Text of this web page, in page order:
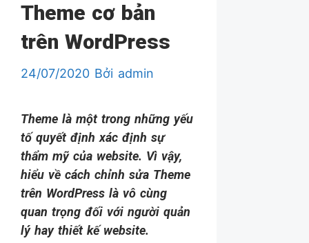
Theme cơ bản
trên WordPress
24/07/2020 Bởi admin
Theme là một trong những yếu
tố quyết định xác định sự
thẩm mỹ của website. Vì vậy,
hiểu về cách chỉnh sửa Theme
trên WordPress là vô cùng
quan trọng đối với người quản
lý hay thiết kế website.